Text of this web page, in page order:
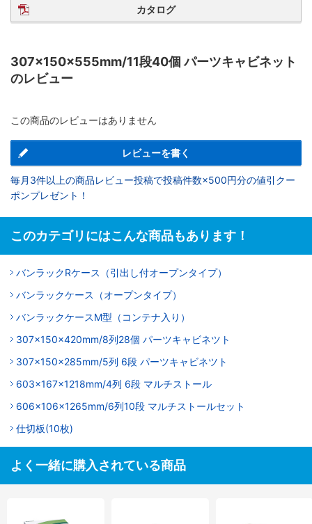
カタログ
307×150×555mm/11段40個 パーツキャビネット
のレビュー
この商品のレビューはありません
レビューを書く
毎月3件以上の商品レビュー投稿で投稿件数×500円分の値引クー
ポンプレゼント！
このカテゴリにはこんな商品もあります！
バンラックRケース（引出し付オープンタイプ）
バンラックケース（オープンタイプ）
バンラックケースM型（コンテナ入り）
307x150x420mm/8列28個 パーツキャビネツト
307x150x285mm/5列 6段 パーツキャビネツト
603x167x1218mm/4列 6段 マルチストール
606×106×1265mm/6列10段 マルチストールセット
仕切板(10枚)
よく一緒に購入されている商品